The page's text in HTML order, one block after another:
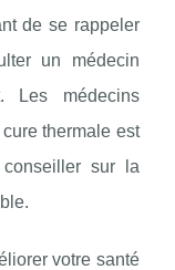
de se rappeler
un médecin
Les médecins
thermale est
sur la
votre santé